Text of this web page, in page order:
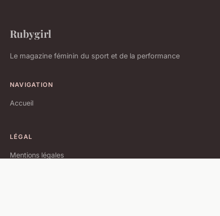
Rubygirl
Le magazine féminin du sport et de la performance
NAVIGATION
Accueil
LÉGAL
Mentions légales